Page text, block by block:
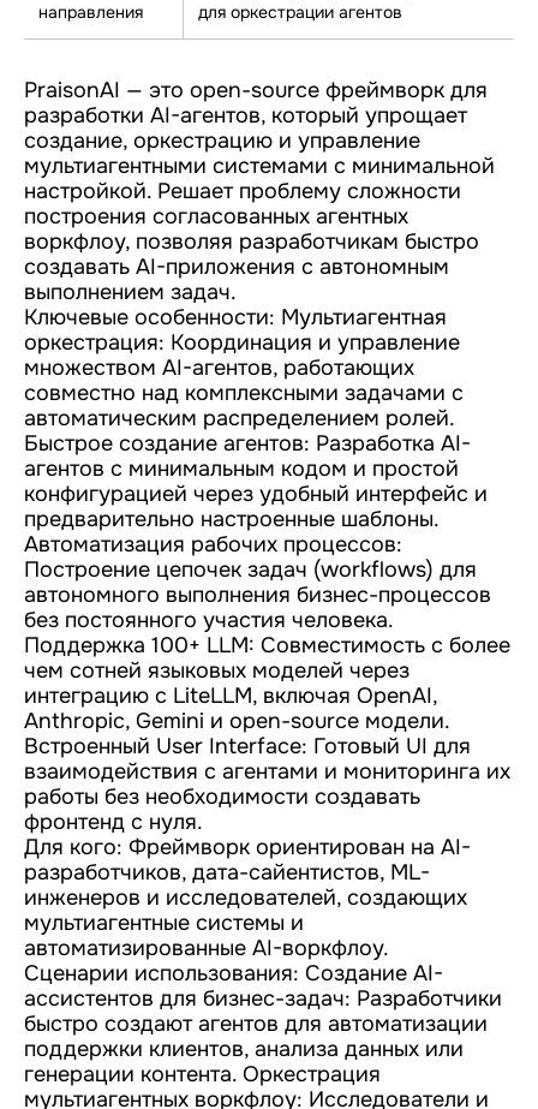
направления
для оркестрации агентов
PraisonAI — это open-source фреймворк для
разработки AI-агентов, который упрощает
создание, оркестрацию и управление
мультиагентными системами с минимальной
настройкой. Решает проблему сложности
построения согласованных агентных
воркфлоу, позволяя разработчикам быстро
создавать AI-приложения с автономным
выполнением задач.
Ключевые особенности: Мультиагентная
оркестрация: Координация и управление
множеством AI-агентов, работающих
совместно над комплексными задачами с
автоматическим распределением ролей.
Быстрое создание агентов: Разработка AI-
агентов с минимальным кодом и простой
конфигурацией через удобный интерфейс и
предварительно настроенные шаблоны.
Автоматизация рабочих процессов:
Построение цепочек задач (workflows) для
автономного выполнения бизнес-процессов
без постоянного участия человека.
Поддержка 100+ LLM: Совместимость с более
чем сотней языковых моделей через
интеграцию с LiteLLM, включая OpenAI,
Anthropic, Gemini и open-source модели.
Встроенный User Interface: Готовый UI для
взаимодействия с агентами и мониторинга их
работы без необходимости создавать
фронтенд с нуля.
Для кого: Фреймворк ориентирован на AI-
разработчиков, дата-сайентистов, ML-
инженеров и исследователей, создающих
мультиагентные системы и
автоматизированные AI-воркфлоу.
Сценарии использования: Создание AI-
ассистентов для бизнес-задач: Разработчики
быстро создают агентов для автоматизации
поддержки клиентов, анализа данных или
генерации контента. Оркестрация
мультиагентных воркфлоу: Исследователи и